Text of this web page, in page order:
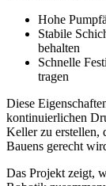
Hohe
Stabile
behalten
Schnelle
tragen
Diese
kontinuierlichen
Keller zu erstellen,
Bauens gerecht
Das Projekt zeigt,